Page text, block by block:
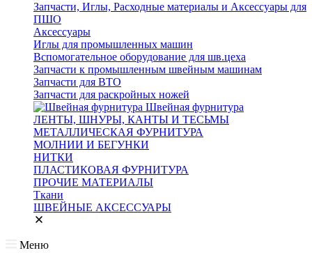
Запчасти, Иглы, Расходные материалы и Аксессуары для
ПШО
Аксессуары
Иглы для промышленных машин
Вспомогательное оборудование для шв.цеха
Запчасти к промышленным швейным машинам
Запчасти для ВТО
Запчасти для раскройных ножей
Швейная фурнитура
ЛЕНТЫ, ШНУРЫ, КАНТЫ И ТЕСЬМЫ
МЕТАЛЛИЧЕСКАЯ ФУРНИТУРА
МОЛНИИ И БЕГУНКИ
НИТКИ
ПЛАСТИКОВАЯ ФУРНИТУРА
ПРОЧИЕ МАТЕРИАЛЫ
Ткани
ШВЕЙНЫЕ АКСЕССУАРЫ
Меню